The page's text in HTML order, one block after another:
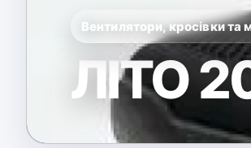
Вентилятори, кросівки та
ЛІТО